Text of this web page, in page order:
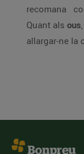
recomana
Quant als ous
allargar-ne la